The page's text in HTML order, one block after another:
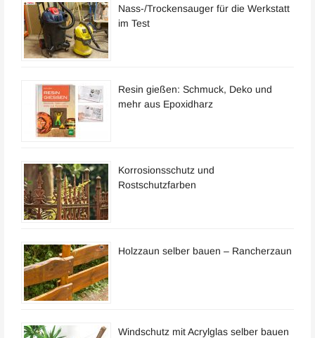
Nass-/Trockensauger für die Werkstatt
im Test
Resin gießen: Schmuck, Deko und
mehr aus Epoxidharz
Korrosionsschutz und
Rostschutzfarben
Holzzaun selber bauen – Rancherzaun
Windschutz mit Acrylglas selber bauen